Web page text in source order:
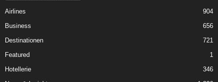
Airlines
904
Business
656
Destinationen
721
Featured
1
Hotellerie
346